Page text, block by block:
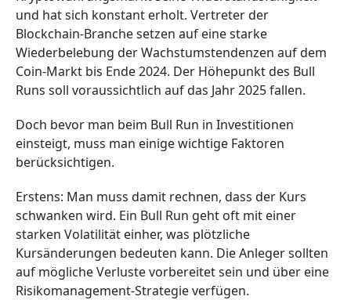
und hat sich konstant erholt. Vertreter der
Blockchain-Branche setzen auf eine starke
Wiederbelebung der Wachstumstendenzen auf dem
Coin-Markt bis Ende 2024. Der Höhepunkt des Bull
Runs soll voraussichtlich auf das Jahr 2025 fallen.
Doch bevor man beim Bull Run in Investitionen
einsteigt, muss man einige wichtige Faktoren
berücksichtigen.
Erstens: Man muss damit rechnen, dass der Kurs
schwanken wird. Ein Bull Run geht oft mit einer
starken Volatilität einher, was plötzliche
Kursänderungen bedeuten kann. Die Anleger sollten
auf mögliche Verluste vorbereitet sein und über eine
Risikomanagement-Strategie verfügen.